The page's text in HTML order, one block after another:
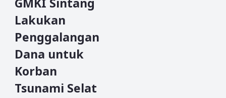
Lakukan
Penggalangan
Dana untuk
Korban
Tsunami Selat